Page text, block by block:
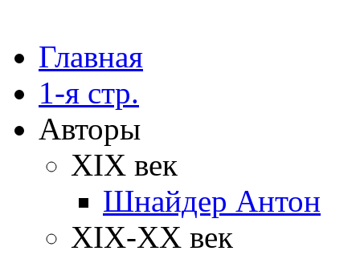
Главная
1-я стр.
Авторы
XIX век
Шнайдер Антон
XIX-XX век